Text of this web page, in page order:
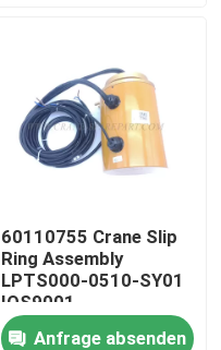
60110755 Crane Slip
Ring Assembly
LPTS000-0510-SY01
IOS9001
Anfrage absenden